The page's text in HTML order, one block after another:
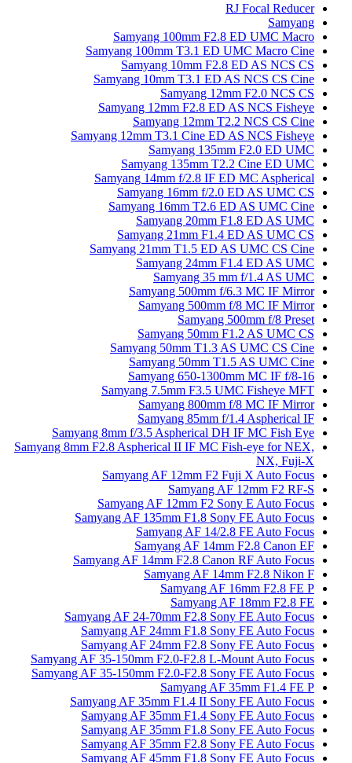
RJ Focal Reducer
Samyang
Samyang 100mm F2.8 ED UMC Macro
Samyang 100mm T3.1 ED UMC Macro Cine
Samyang 10mm F2.8 ED AS NCS CS
Samyang 10mm T3.1 ED AS NCS CS Cine
Samyang 12mm F2.0 NCS CS
Samyang 12mm F2.8 ED AS NCS Fisheye
Samyang 12mm T2.2 NCS CS Cine
Samyang 12mm T3.1 Cine ED AS NCS Fisheye
Samyang 135mm F2.0 ED UMC
Samyang 135mm T2.2 Cine ED UMC
Samyang 14mm f/2.8 IF ED MC Aspherical
Samyang 16mm f/2.0 ED AS UMC CS
Samyang 16mm T2.6 ED AS UMC Cine
Samyang 20mm F1.8 ED AS UMC
Samyang 21mm F1.4 ED AS UMC CS
Samyang 21mm T1.5 ED AS UMC CS Cine
Samyang 24mm F1.4 ED AS UMC
Samyang 35 mm f/1.4 AS UMC
Samyang 500mm f/6.3 MC IF Mirror
Samyang 500mm f/8 MC IF Mirror
Samyang 500mm f/8 Preset
Samyang 50mm F1.2 AS UMC CS
Samyang 50mm T1.3 AS UMC CS Cine
Samyang 50mm T1.5 AS UMC Cine
Samyang 650-1300mm MC IF f/8-16
Samyang 7.5mm F3.5 UMC Fisheye MFT
Samyang 800mm f/8 MC IF Mirror
Samyang 85mm f/1.4 Aspherical IF
Samyang 8mm f/3.5 Aspherical DH IF MC Fish Eye
Samyang 8mm F2.8 Aspherical II IF MC Fish-eye for NEX,
NX, Fuji-X
Samyang AF 12mm F2 Fuji X Auto Focus
Samyang AF 12mm F2 RF-S
Samyang AF 12mm F2 Sony E Auto Focus
Samyang AF 135mm F1.8 Sony FE Auto Focus
Samyang AF 14/2.8 FE Auto Focus
Samyang AF 14mm F2.8 Canon EF
Samyang AF 14mm F2.8 Canon RF Auto Focus
Samyang AF 14mm F2.8 Nikon F
Samyang AF 16mm F2.8 FE P
Samyang AF 18mm F2.8 FE
Samyang AF 24-70mm F2.8 Sony FE Auto Focus
Samyang AF 24mm F1.8 Sony FE Auto Focus
Samyang AF 24mm F2.8 Sony FE Auto Focus
Samyang AF 35-150mm F2.0-F2.8 L-Mount Auto Focus
Samyang AF 35-150mm F2.0-F2.8 Sony FE Auto Focus
Samyang AF 35mm F1.4 FE P
Samyang AF 35mm F1.4 II Sony FE Auto Focus
Samyang AF 35mm F1.4 Sony FE Auto Focus
Samyang AF 35mm F1.8 Sony FE Auto Focus
Samyang AF 35mm F2.8 Sony FE Auto Focus
Samyang AF 45mm F1.8 Sony FE Auto Focus